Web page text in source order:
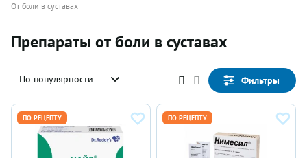
От боли в суставах
Препараты от боли в суставах
По популярности Фильтры
ПО РЕЦЕПТУ ПО РЕЦЕПТУ